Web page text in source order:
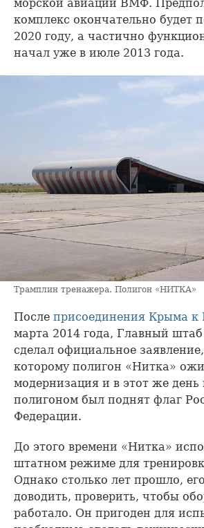
морской авиации ВМФ.
комплекс окончательно будет
2020 году, а частично
начал уже в июле 2013 года.
Трамплин тренажера. Полигон «НИТКА»
После присоединения Крыма к
марта 2014 года, Главный
сделал официальное
которому полигон «Нитка»
модернизация и в этот же день
полигоном был поднят флаг
Федерации.
До этого времени «Нитка»
штатном режиме для
Однако столько лет прошло,
доводить, проверить, чтобы
работало. Он пригоден для